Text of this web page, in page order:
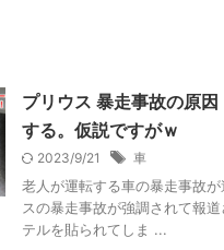
プリウス 暴走事故の原
する。仮説ですがｗ
2023/9/21 車
老人が運転する車の暴走事故
スの暴走事故が強調されて報
テルを貼られてしま ...